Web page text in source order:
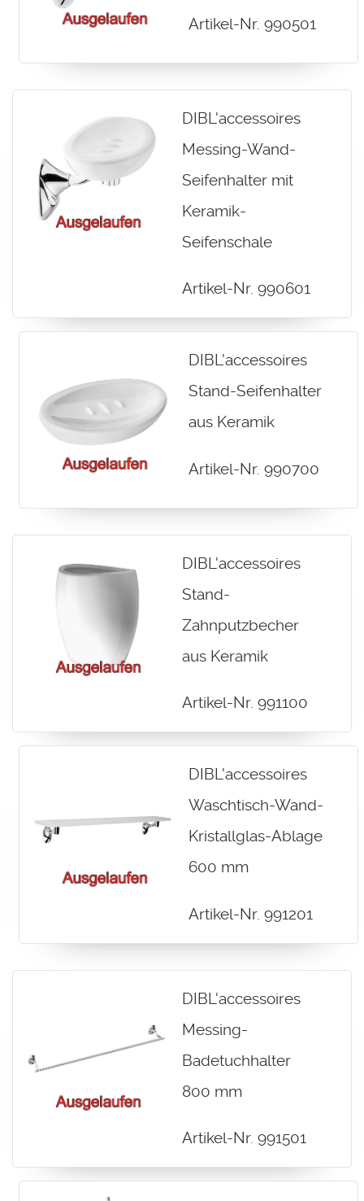
Artikel-Nr. 990501
DIBL'accessoires
Messing-Wand-
Seifenhalter mit
Keramik-
Seifenschale
Artikel-Nr. 990601
DIBL'accessoires
Stand-Seifenhalter
aus Keramik
Artikel-Nr. 990700
DIBL'accessoires
Stand-
Zahnputzbecher
aus Keramik
Artikel-Nr. 991100
DIBL'accessoires
Waschtisch-Wand-
Kristallglas-Ablage
600 mm
Artikel-Nr. 991201
DIBL'accessoires
Messing-
Badetuchhalter
800 mm
Artikel-Nr. 991501